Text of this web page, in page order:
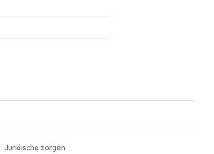
Juridische zorgen